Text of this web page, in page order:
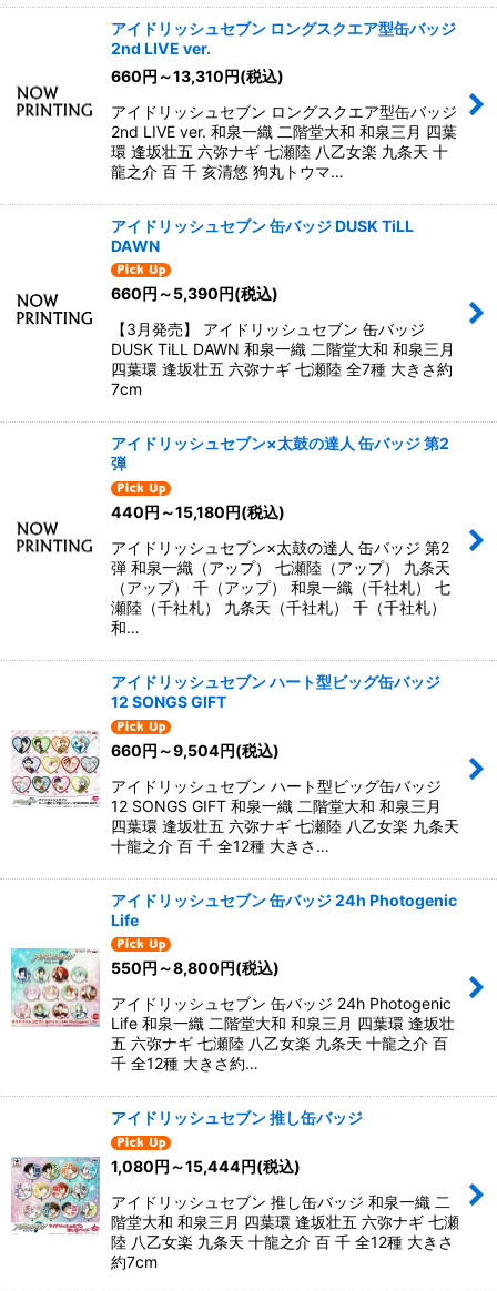
アイドリッシュセブン ロングスクエア型缶バッジ
2nd LIVE ver.
660円 ～13,310円(税込)
アイドリッシュセブン ロングスクエア型缶バッジ
2nd LIVE ver. 和泉一織 二階堂大和 和泉三月 四葉
環 逢坂壮五 六弥ナギ 七瀬陸 八乙女楽 九条天 十
龍之介 百 千 亥清悠 狗丸トウマ…
アイドリッシュセブン 缶バッジ DUSK TiLL
DAWN
660円 ～5,390円(税込)
【3月発売】 アイドリッシュセブン 缶バッジ
DUSK TiLL DAWN 和泉一織 二階堂大和 和泉三月
四葉環 逢坂壮五 六弥ナギ 七瀬陸 全7種 大きさ約
7cm
アイドリッシュセブン×太鼓の達人 缶バッジ 第2
弾
440円 ～15,180円(税込)
アイドリッシュセブン×太鼓の達人 缶バッジ 第2
弾 和泉一織（アップ） 七瀬陸（アップ） 九条天
（アップ） 千（アップ） 和泉一織（千社札） 七
瀬陸（千社札） 九条天（千社札） 千（千社札）
和…
アイドリッシュセブン ハート型ビッグ缶バッジ
12 SONGS GIFT
660円 ～9,504円(税込)
アイドリッシュセブン ハート型ビッグ缶バッジ
12 SONGS GIFT 和泉一織 二階堂大和 和泉三月
四葉環 逢坂壮五 六弥ナギ 七瀬陸 八乙女楽 九条天
十龍之介 百 千 全12種 大きさ…
アイドリッシュセブン 缶バッジ 24h Photogenic
Life
550円 ～8,800円(税込)
アイドリッシュセブン 缶バッジ 24h Photogenic
Life 和泉一織 二階堂大和 和泉三月 四葉環 逢坂壮
五 六弥ナギ 七瀬陸 八乙女楽 九条天 十龍之介 百
千 全12種 大きさ約…
アイドリッシュセブン 推し缶バッジ
1,080円 ～15,444円(税込)
アイドリッシュセブン 推し缶バッジ 和泉一織 二
階堂大和 和泉三月 四葉環 逢坂壮五 六弥ナギ 七瀬
陸 八乙女楽 九条天 十龍之介 百 千 全12種 大きさ
約7cm